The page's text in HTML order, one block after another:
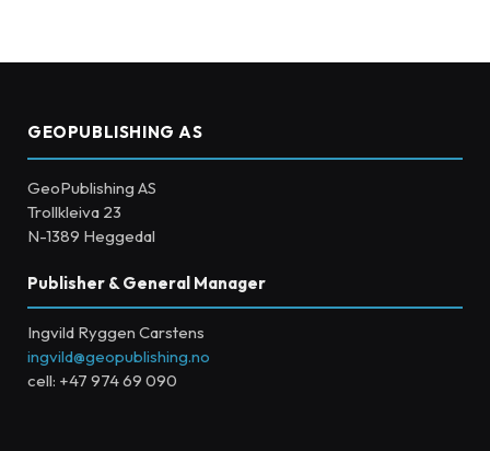
GEOPUBLISHING AS
GeoPublishing AS
Trollkleiva 23
N-1389 Heggedal
Publisher & General Manager
Ingvild Ryggen Carstens
ingvild@geopublishing.no
cell: +47 974 69 090